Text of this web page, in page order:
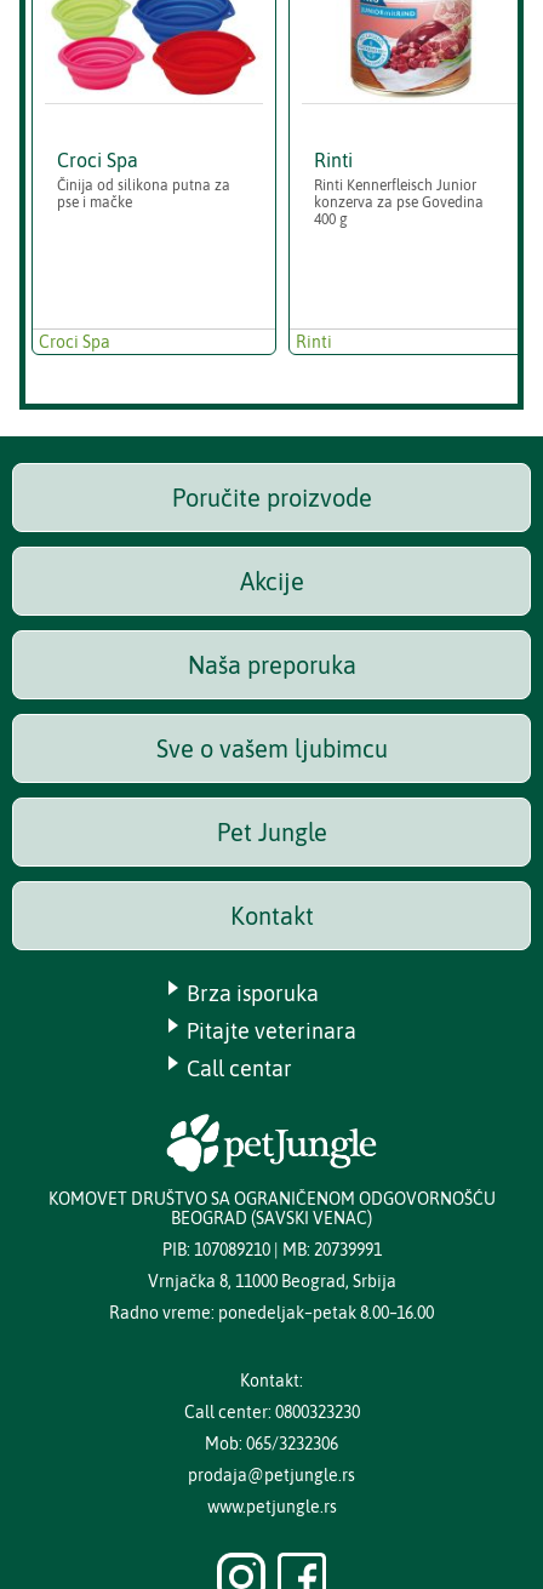
Croci Spa
Činija od silikona putna za
pse i mačke
Croci Spa
Rinti
Rinti Kennerfleisch Junior
konzerva za pse Govedina
400 g
Rinti
Poručite proizvode
Akcije
Naša preporuka
Sve o vašem ljubimcu
Pet Jungle
Kontakt
Brza isporuka
Pitajte veterinara
Call centar
KOMOVET DRUŠTVO SA OGRANIČENOM ODGOVORNOŠĆU
BEOGRAD (SAVSKI VENAC)
PIB: 107089210 | MB: 20739991
Vrnjačka 8, 11000 Beograd, Srbija
Radno vreme: ponedeljak–petak 8.00–16.00
Kontakt:
Call center: 0800323230
Mob: 065/3232306
prodaja@petjungle.rs
www.petjungle.rs